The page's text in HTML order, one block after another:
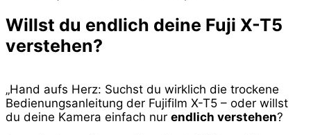
Willst du endlich deine Fuji X-T5
verstehen?
„Hand aufs Herz: Suchst du wirklich die trockene
Bedienungsanleitung der Fujifilm X-T5 – oder willst
du deine Kamera einfach nur endlich verstehen?